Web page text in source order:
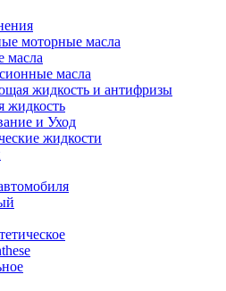
моторные масла
масла
масла
жидкость и антифризы
жидкость
и Уход
жидкости